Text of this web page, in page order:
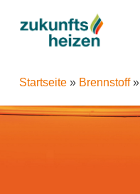
Startseite» Brennstoff»